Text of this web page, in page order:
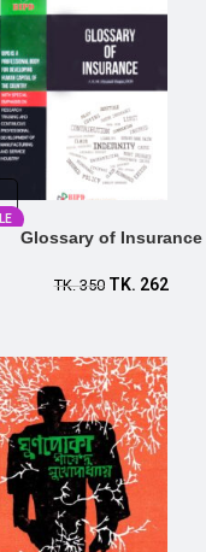
Glossary of Insurance
TK.350 TK. 262